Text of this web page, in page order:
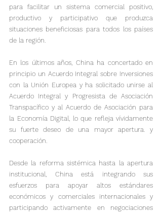
para facilitar un sistema comercial positivo,
productivo y participativo que produzca
situaciones beneficiosas para todos los países
de la región.
En los últimos años, China ha concertado en
principio un Acuerdo Integral sobre Inversiones
con la Unión Europea y ha solicitado unirse al
Acuerdo Integral y Progresista de Asociación
Transpacífico y al Acuerdo de Asociación para
la Economía Digital, lo que refleja vívidamente
su fuerte deseo de una mayor apertura. y
cooperación.
Desde la reforma sistémica hasta la apertura
institucional, China está integrando sus
esfuerzos para apoyar altos estándares
económicos y comerciales internacionales y
participando activamente en negociaciones